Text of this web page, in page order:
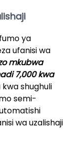
ya
ufanisi wa
mkubwa
7,000 kwa
shughuli
semi-
wa uzalishaji